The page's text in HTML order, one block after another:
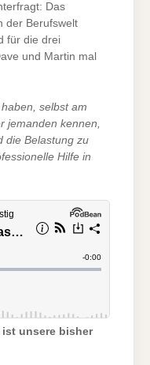
Das
der Berufswelt
für die drei
und Martin mal
selbst am
jemanden kennen,
die Belastung zu
Hilfe in
unsere bisher